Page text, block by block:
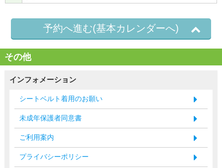
予約へ進む(基本カレンダーへ)
その他
インフォメーション
シートベルト着用のお願い
未成年保護者同意書
ご利用案内
プライバシーポリシー